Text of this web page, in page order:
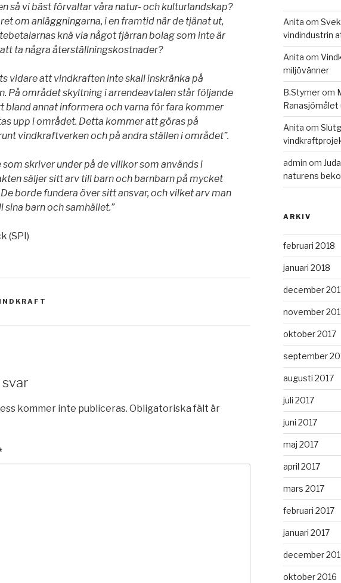
så vi bäst förvaltar våra natur- och kulturlandskap?
om anläggningarna, i en framtid när de tjänat ut,
knä via något fjärran bolag som inte är
ta några återställningskostnader?
vidare att vindkraften inte skall inskränka på
På området skyltning i arrendeavtalen står följande
bland annat informera och varna för fara kommer
upp i området. Detta kommer att göras på
vindkraftverken och på andra ställen i området”.
som skriver under på de villkor som används i
säljer sitt arv till barn och barnbarn på mycket
borde fundera över sitt ansvar, och vilket arv man
sina barn och samhället.”
(SPI)
kommer inte publiceras. Obligatoriska fält är
Anita om
vindindustrin
Anita om
miljövänner
B.Stymerom
Anita om
admin om
naturens
ARKIV
februari 2018
januari 2018
december
november
oktober 2017
september
augusti 2017
juli 2017
juni 2017
maj 2017
april 2017
mars 2017
februari 2017
januari 2017
december
oktober 2016